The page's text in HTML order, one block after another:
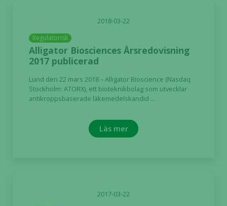
2018-03-22
Regulatorisk
Alligator Biosciences Årsredovisning
2017 publicerad
Lund den 22 mars 2018 – Alligator Bioscience (Nasdaq
Stockholm: ATORX), ett bioteknikbolag som utvecklar
antikroppsbaserade läkemedelskandid ...
Läs mer
2017-03-22
För att vår
hemsida ska
bra som
möjligt
under ditt
du nekar de
här kakorna